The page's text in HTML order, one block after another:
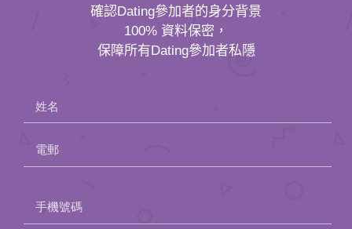
確認Dating參加者的身分背景
100% 資料保密，
保障所有Dating參加者私隱
姓名
電郵
leave
手機號碼